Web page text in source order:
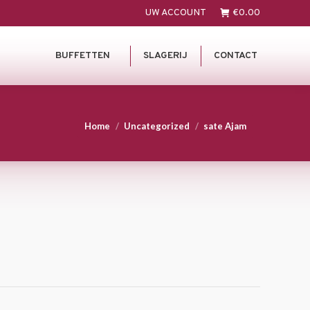
UW ACCOUNT €0.00
BUFFETTEN SLAGERIJ CONTACT
Home Uncategorized sate Ajam